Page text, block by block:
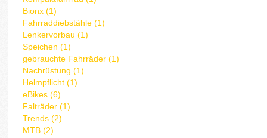
Bionx (1)
Fahrraddiebstähle (1)
Lenkervorbau (1)
Speichen (1)
gebrauchte Fahrräder (1)
Nachrüstung (1)
Helmpflicht (1)
eBikes (6)
Falträder (1)
Trends (2)
MTB (2)